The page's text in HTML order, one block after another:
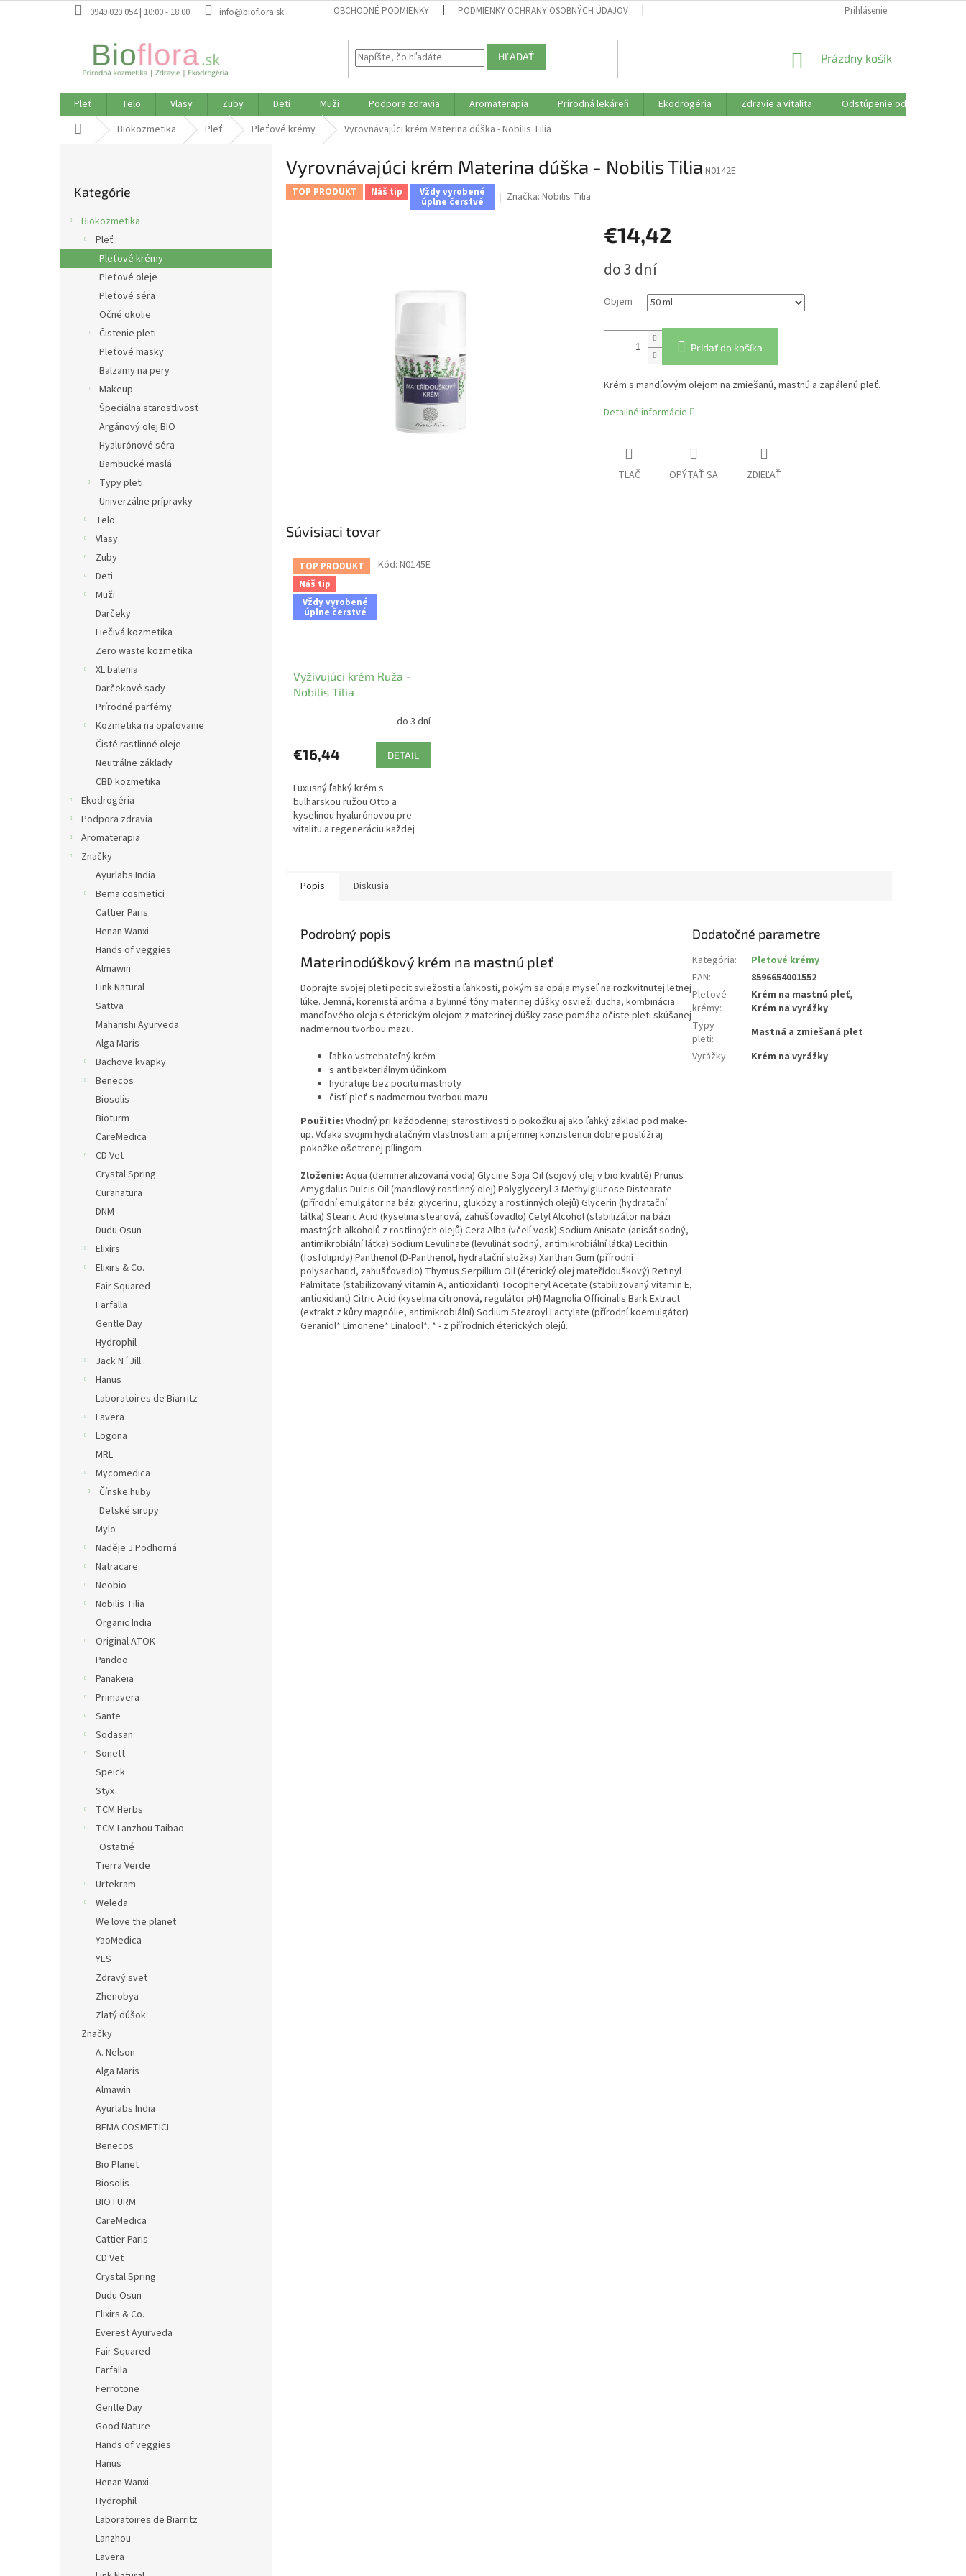
na
0949 020 054 | 10:00 - 18:00 info@bioflora.sk OBCHODNÉ PODMIENKY PODMIENKY OCHRANY OSOBNÝCH ÚDAJOV DOPRAVA PLATBA
Prihlásenie
HĽADAŤ
NÁKUPNÝ
Prázdny košík
Pleť Telo Vlasy Zuby Deti Muži Podpora zdravia Aromaterapia Prírodná lekáreň Ekodrogéria Zdravie a vitalita
Odstúpenie od zmluvy
DomovBiokozmetika Pleť Pleťové krémy Vyrovnávajúci krém Materina dúška - Nobilis Tilia
a
kategórie
Kategórie
Biokozmetika
Pleť
Pleťové krémy
Pleťové oleje
Pleťové séra
Očné okolie
Čistenie pleti
Pleťové masky
Balzamy na pery
Makeup
Špeciálna starostlivosť
Argánový olej BIO
Hyalurónové séra
Bambucké maslá
Typy pleti
Univerzálne prípravky
Telo
Vlasy
Zuby
Deti
Muži
Darčeky
Liečivá kozmetika
Zero waste kozmetika
XL balenia
Darčekové sady
Prírodné parfémy
Kozmetika na opaľovanie
Čisté rastlinné oleje
Neutrálne základy
CBD kozmetika
Ekodrogéria
Podpora zdravia
Aromaterapia
Značky
Ayurlabs India
Bema cosmetici
Cattier Paris
Henan Wanxi
Hands of veggies
Almawin
Link Natural
Sattva
Maharishi Ayurveda
Alga Maris
Bachove kvapky
Benecos
Biosolis
Bioturm
CareMedica
CD Vet
Crystal Spring
Curanatura
DNM
Dudu Osun
Elixirs
Elixirs & Co.
Fair Squared
Farfalla
Gentle Day
Hydrophil
Jack N´Jill
Hanus
Laboratoires de Biarritz
Lavera
Logona
MRL
Mycomedica
Čínske huby
Detské sirupy
Mylo
Naděje J.Podhorná
Natracare
Neobio
Nobilis Tilia
Organic India
Original ATOK
Pandoo
Panakeia
Primavera
Sante
Sodasan
Sonett
Speick
Styx
TCM Herbs
TCM Lanzhou Taibao
Ostatné
Tierra Verde
Urtekram
Weleda
We love the planet
YaoMedica
YES
Zdravý svet
Zhenobya
Zlatý dúšok
Značky
A. Nelson
Alga Maris
Almawin
Ayurlabs India
BEMA COSMETICI
Benecos
Bio Planet
Biosolis
BIOTURM
CareMedica
Cattier Paris
CD Vet
Crystal Spring
Dudu Osun
Elixirs & Co.
Everest Ayurveda
Fair Squared
Farfalla
Ferrotone
Gentle Day
Good Nature
Hands of veggies
Hanus
Henan Wanxi
Hydrophil
Laboratoires de Biarritz
Lanzhou
Lavera
Vyrovnávajúci krém Materina dúška - Nobilis Tilia N0142E
TOP PRODUKT Náš tip Vždy vyrobené
úplne čerstvé Značka: Nobilis Tilia
€14,42
cena:
do 3 dní
Objem
Pridať do košíka
Krém s mandľovým olejom na zmiešanú, mastnú a zapálenú pleť.
Detailné informácie
TLAČ OPÝTAŤ SA ZDIEĽAŤ
Súvisiaci tovar
TOP PRODUKT
Náš tip
Vždy vyrobené
úplne čerstvé
Vyživujúci krém Ruža -
Nobilis Tilia
do 3 dní
€16,44 DETAIL
Luxusný ľahký krém s
bulharskou ružou Otto a
kyselinou hyalurónovou pre
vitalitu a regeneráciu každej
Kód: N0145E
Popis Diskusia
Podrobný popis
Materinodúškový krém na mastnú pleť
Doprajte svojej pleti pocit sviežosti a ľahkosti, pokým sa opája myseľ na rozkvitnutej letnej
lúke. Jemná, korenistá aróma a bylinné tóny materinej dúšky osvieži ducha, kombinácia
mandľového oleja s éterickým olejom z materinej dúšky zase pomáha očiste pleti skúšanej
nadmernou tvorbou mazu.
ľahko vstrebateľný krém
s antibakteriálnym účinkom
hydratuje bez pocitu mastnoty
čistí pleť s nadmernou tvorbou mazu
Použitie: Vhodný pri každodennej starostlivosti o pokožku aj ako ľahký základ pod make-
up. Vďaka svojim hydratačným vlastnostiam a príjemnej konzistencii dobre poslúži aj
pokožke ošetrenej pílingom.
Zloženie: Aqua (demineralizovaná voda) Glycine Soja Oil (sojový olej v bio kvalitě) Prunus
Amygdalus Dulcis Oil (mandlový rostlinný olej) Polyglyceryl-3 Methylglucose Distearate
(přírodní emulgátor na bázi glycerinu, glukózy a rostlinných olejů) Glycerin (hydratační
látka) Stearic Acid (kyselina stearová, zahušťovadlo) Cetyl Alcohol (stabilizátor na bázi
mastných alkoholů z rostlinných olejů) Cera Alba (včelí vosk) Sodium Anisate (anisát sodný,
antimikrobiální látka) Sodium Levulinate (levulinát sodný, antimikrobiální látka) Lecithin
(fosfolipidy) Panthenol (D-Panthenol, hydratační složka) Xanthan Gum (přírodní
polysacharid, zahušťovadlo) Thymus Serpillum Oil (éterický olej mateřídouškový) Retinyl
Palmitate (stabilizovaný vitamin A, antioxidant) Tocopheryl Acetate (stabilizovaný vitamin E,
antioxidant) Citric Acid (kyselina citronová, regulátor pH) Magnolia Officinalis Bark Extract
(extrakt z kůry magnólie, antimikrobiální) Sodium Stearoyl Lactylate (přírodní koemulgátor)
Geraniol* Limonene* Linalool*. * - z přírodních éterických olejů.
Dodatočné parametre
Kategória:
Pleťové krémy
EAN:
8596654001552
Pleťové
krémy:
Krém na mastnú pleť,
Krém na vyrážky
Typy
pleti:
Mastná a zmiešaná pleť
Vyrážky: Krém na vyrážky